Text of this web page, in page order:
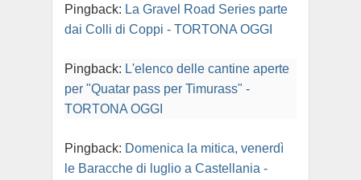
Pingback: La Gravel Road Series parte
dai Colli di Coppi - TORTONA OGGI
Pingback: L'elenco delle cantine aperte
per "Quatar pass per Timurass" -
TORTONA OGGI
Pingback: Domenica la mitica, venerdì
le Baracche di luglio a Castellania -